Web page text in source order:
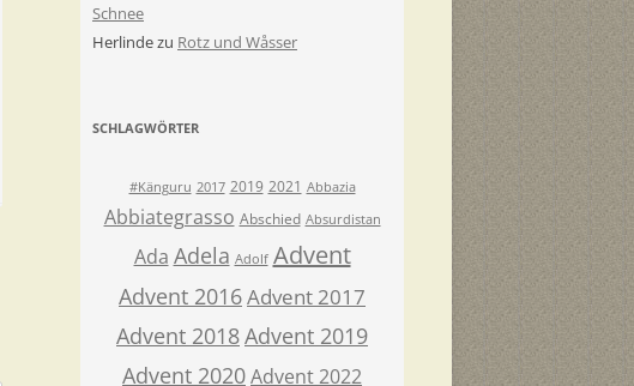
Schnee
Herlindezu Rotz und Wåsser
SCHLAGWÖRTER
#Känguru 2017 2019 2021 Abbazia
Abbiategrasso Abschied Absurdistan
Ada Adela Adolf Advent
Advent 2016Advent 2017
Advent 2018Advent 2019
Advent 2020Advent 2022